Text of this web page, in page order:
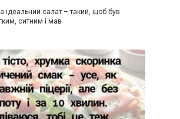
ідеальний салат – такий, щоб був
ситним і мав